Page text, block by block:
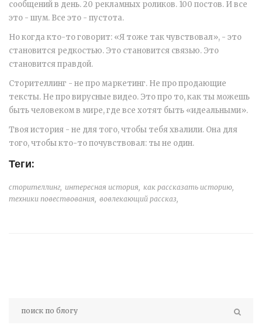
сообщений в день. 20 рекламных роликов. 100 постов. И все
это - шум. Все это - пустота.
Но когда кто-то говорит: «Я тоже так чувствовал», - это
становится редкостью. Это становится связью. Это
становится правдой.
Сторителлинг - не про маркетинг. Не про продающие
тексты. Не про вирусные видео. Это про то, как ты можешь
быть человеком в мире, где все хотят быть «идеальными».
Твоя история - не для того, чтобы тебя хвалили. Она для
того, чтобы кто-то почувствовал: ты не один.
Теги:
сторителлинг, интересная история, как рассказать историю,
техники повествования, вовлекающий рассказ,